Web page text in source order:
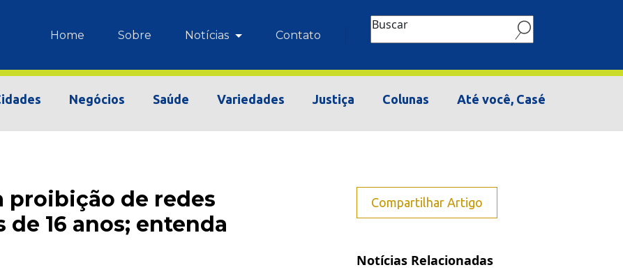
Home Sobre Notícias Contato
Buscar
Negócios Saúde Variedades Justiça Colunas Até você, Casé
proibição de redes
16 anos; entenda
Compartilhar Artigo
Notícias Relacionadas